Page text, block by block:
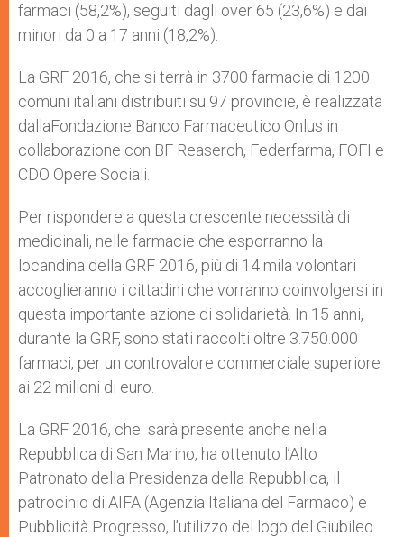
farmaci (58,2%), seguiti dagli over 65 (23,6%) e dai
minori da 0 a 17 anni (18,2%).
La GRF 2016, che si terrà in 3700 farmacie di 1200
comuni italiani distribuiti su 97 provincie, è realizzata
dallaFondazione Banco Farmaceutico Onlus in
collaborazione con BF Reaserch, Federfarma, FOFI e
CDO Opere Sociali.
Per rispondere a questa crescente necessità di
medicinali, nelle farmacie che esporranno la
locandina della GRF 2016, più di 14 mila volontari
accoglieranno i cittadini che vorranno coinvolgersi in
questa importante azione di solidarietà. In 15 anni,
durante la GRF, sono stati raccolti oltre 3.750.000
farmaci, per un controvalore commerciale superiore
ai 22 milioni di euro.
La GRF 2016, che sarà presente anche nella
Repubblica di San Marino, ha ottenuto l’Alto
Patronato della Presidenza della Repubblica, il
patrocinio di AIFA (Agenzia Italiana del Farmaco) e
Pubblicità Progresso, l’utilizzo del logo del Giubileo